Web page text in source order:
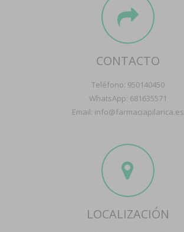
CONTACTO
Teléfono: 950140450
WhatsApp: 681635571
Email: info@farmaciapilarica.es
LOCALIZACIÓN